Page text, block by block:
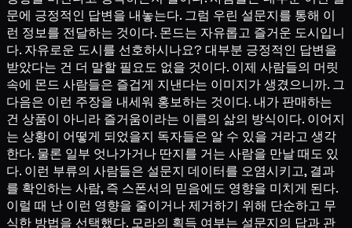
문에 긍정적인 답변을 내놓는다. 그럼 우린 설문지를 통해 이
런 정보를 전달하는 것이다. 몬드는 자유롭고 즐거운 도시입니
다. 자유로운 도시를 선호하시나요? 대부분 긍정적인 답변을
받았다는 건 더 말할 필요도 없을 것이다. 이제 사람들의 머릿
속에 몬드 사람들은 즐겁게 지낸다는 이미지가 생겼으니까. 그
다음은 이런 주장을 내세워 홍보하는 것이다. 내가 판매하는
건 상품이 아니라 즐거움이라는 이름의 삶의 방식이다. 이어지
는 상황이 어떻게 되었을지 독자들은 알 수 있을 거라고 생각
한다. 물론 일부 엇나가거나 딴지를 거는 사람을 만날 때도 있
다. 이런 부류의 사람들은 설문지 데이터를 오염시키고, 결과
를 확인하는 사람, 즉 스폰서의 믿음에도 영향을 미치게 된다.
이럴 때 난 이런 영향을 줄이거나 제거하기 위해 단순하고 무
식한 방법을 선택했다. 모라의 획득 여부는 설문지의 답과 관